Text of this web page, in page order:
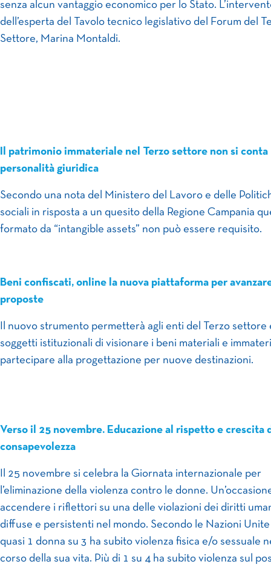
senza alcun vantaggio economico per lo Stato.
dell’esperta del Tavolo tecnico legislativo del Forum del
Settore, Marina Montaldi.
Il patrimonio immateriale nel Terzo settore non si conta
personalità giuridica
Secondo una nota del Ministero del Lavoro e delle
sociali in risposta a un quesito della Regione Campania
formato da “intangible assets” non può essere requisito.
Beni confiscati, online la nuova piattaforma per
proposte
Il nuovo strumento permetterà agli enti del Terzo settore
soggetti istituzionali di visionare i beni materiali e
partecipare alla progettazione per nuove destinazioni.
Verso il 25 novembre. Educazione al rispetto e crescita
consapevolezza
Il 25 novembre si celebra la Giornata internazionale per
l’eliminazione della violenza contro le donne.
accendere i riflettori su una delle violazioni dei diritti
diffuse e persistenti nel mondo. Secondo le Nazioni
quasi 1 donna su 3 ha subito violenza fisica e/o sessuale
corso della sua vita. Più di 1 su 4 ha subito violenza sul